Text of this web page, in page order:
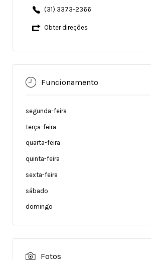
(31) 3373-2366
Obter direções
Funcionamento
segunda-feira
terça-feira
quarta-feira
quinta-feira
sexta-feira
sábado
domingo
Fotos